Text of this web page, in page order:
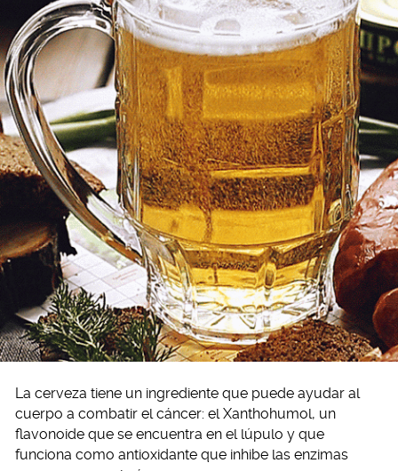
La cerveza tiene un ingrediente que puede ayudar al
cuerpo a combatir el cáncer: el Xanthohumol, un
flavonoide que se encuentra en el lúpulo y que
funciona como antioxidante que inhibe las enzimas